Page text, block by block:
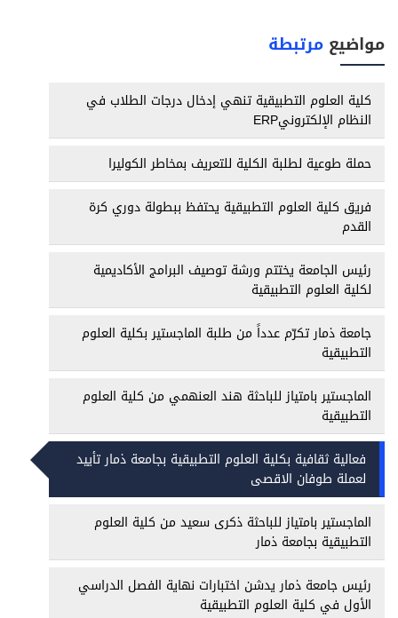
مواضيع مرتبطة
كلية العلوم التطبيقية تنهي إدخال درجات الطلاب في
النظام الإلكترونيERP
حملة طوعية لطلبة الكلية للتعريف بمخاطر الكوليرا
فريق كلية العلوم التطبيقية يحتفظ ببطولة دوري كرة
القدم
رئيس الجامعة يختتم ورشة توصيف البرامج الأكاديمية
لكلية العلوم التطبيقية
جامعة ذمار تكرّم عدداً من طلبة الماجستير بكلية العلوم
التطبيقية
الماجستير بامتياز للباحثة هند العنهمي من كلية العلوم
التطبيقية
فعالية ثقافية بكلية العلوم التطبيقية بجامعة ذمار تأييد
لعملة طوفان الاقصى
الماجستير بامتياز للباحثة ذكرى سعيد من كلية العلوم
التطبيقية بجامعة ذمار
رئيس جامعة ذمار يدشن اختبارات نهاية الفصل الدراسي
الأول في كلية العلوم التطبيقية